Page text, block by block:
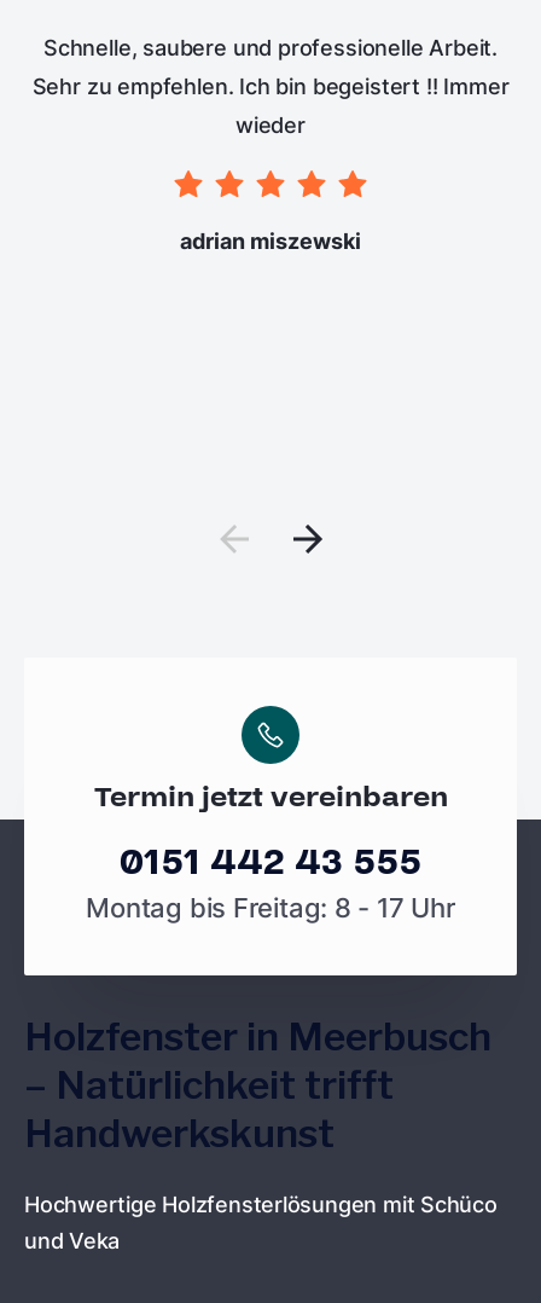
Schnelle, saubere und professionelle Arbeit.
Sehr zu empfehlen. Ich bin begeistert !! Immer
wieder
adrian miszewski
Termin jetzt vereinbaren
0151 442 43 555
Montag bis Freitag: 8 - 17 Uhr
Holzfenster in Meerbusch
– Natürlichkeit trifft
Handwerkskunst
Hochwertige Holzfensterlösungen mit Schüco
und Veka